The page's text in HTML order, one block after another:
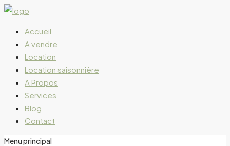
Accueil
A vendre
Location
Location saisonnière
A Propos
Services
Blog
Contact
Menu principal